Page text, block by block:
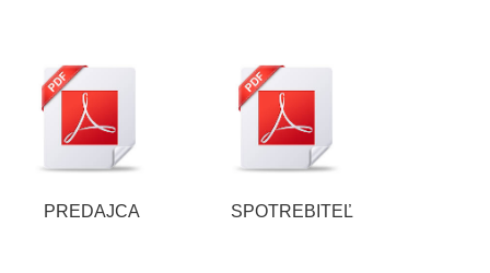
PREDAJCA SPOTREBITEĽ